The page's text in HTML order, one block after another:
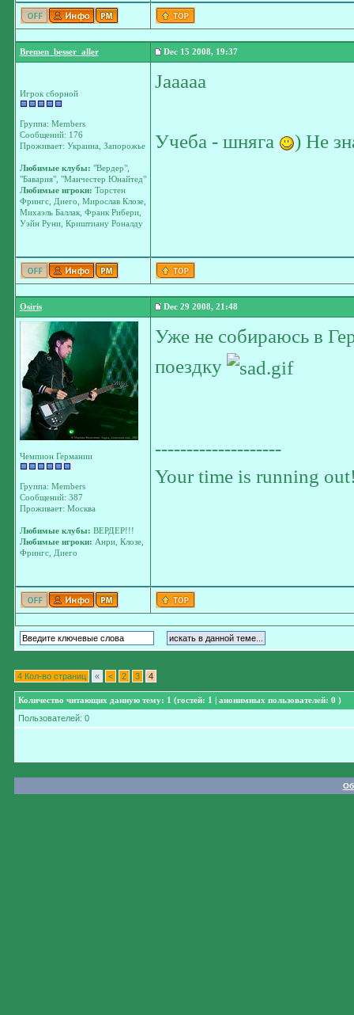
Bremen_besser_aller Dec 15 2008, 19:37
Игрок сборной
Группа: Members
Сообщений: 176
Проживает: Украина, Запорожье
Любимые клубы: "Вердер",
"Бавария", "Манчестер Юнайтед"
Любимые игроки: Торстен
Фрингс, Диего, Мирослав Клозе,
Михаэль Баллак, Франк Рибери,
Уэйн Руни, Криштиану Роналду
Jaaaaa
Учеба - шняга ) Не
Osiris Dec 29 2008, 21:48
Чемпион Германии
Группа: Members
Сообщений: 387
Проживает: Москва
Любимые клубы: ВЕРДЕР!!!
Любимые игроки: Анри, Клозе,
Фрингс, Диего
Уже не собираюсь в
поездку
--------------------
Your time is running
4 Кол-во страниц « < 2 3 4
Количество читающих данную тему: 1 (гостей: 1 | анонимных пользователей: 0 )
Пользователей: 0